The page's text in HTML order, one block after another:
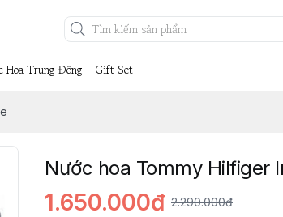
Hoa Trung Đông Gift Set
Nước hoa Tommy Hilfiger
1.650.000đ 2.290.000đ